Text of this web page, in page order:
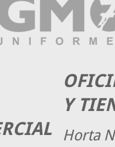
Y
Horta